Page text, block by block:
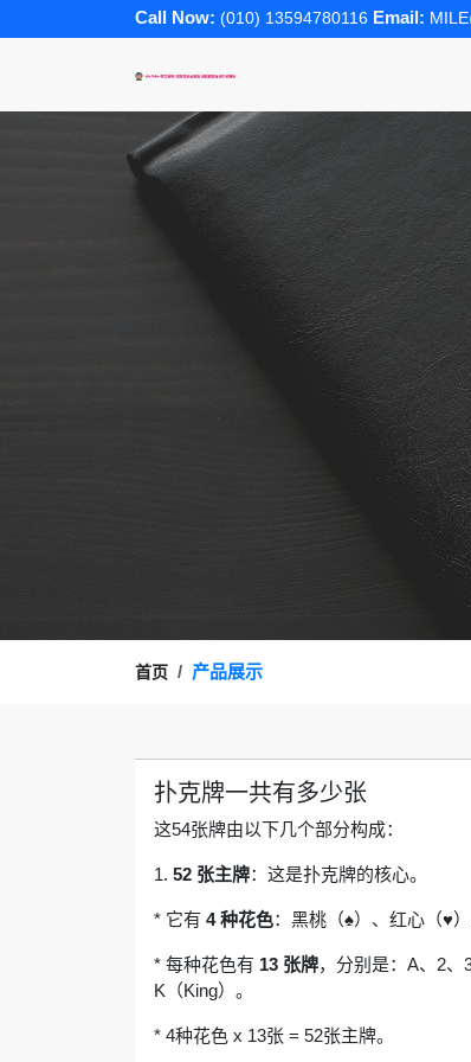
Call Now: (010) 13594780116 Email:
首页 产品展示
扑克牌一共有多少张
这54张牌由以下几个部分构成：
1. 52 张主牌：这是扑克牌的核心。
* 它有 4 种花色：黑桃（♠）、红心（♥
* 每种花色有 13 张牌，分别是：A、2、
K（King）。
* 4种花色 x 13张 = 52张主牌。